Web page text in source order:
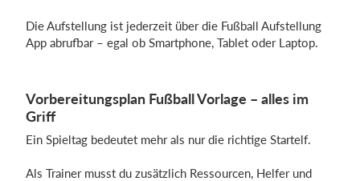
Die Aufstellung ist jederzeit über die Fußball Aufstellung
App abrufbar – egal ob Smartphone, Tablet oder Laptop.
Vorbereitungsplan Fußball Vorlage – alles im
Griff
Ein Spieltag bedeutet mehr als nur die richtige Startelf.
Als Trainer musst du zusätzlich Ressourcen, Helfer und